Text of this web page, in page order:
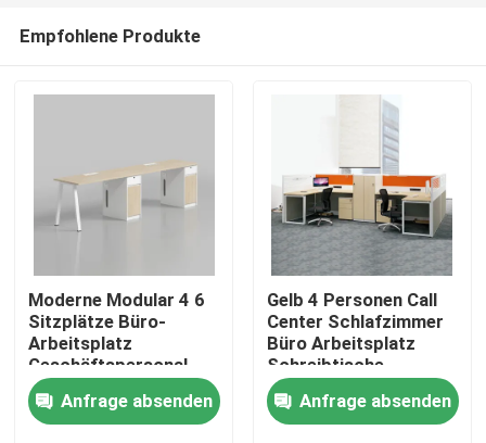
Empfohlene Produkte
Moderne Modular 4 6
Sitzplätze Büro-
Arbeitsplatz
Geschäftspersonal
Büro-Schreibtisch mit
Privacy-Bildschirm-
Partition
Anfrage absenden
Gelb 4 Personen Call
Center Schlafzimmer
Büro Arbeitsplatz
Schreibtische
Anfrage absenden